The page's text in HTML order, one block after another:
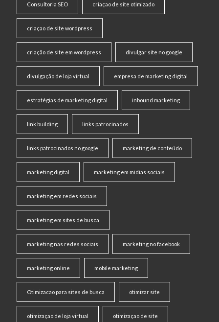
Consultoria SEO criaçao de site otimizado
criaçao de site wordpress
criação de site em wordpress divulgar site no google
divulgação de loja virtual empresa de marketing digital
estratégias de marketing digital inbound marketing
link building links patrocinados
links patrocinados no google marketing de conteúdo
marketing digital marketing em midias sociais
marketing em redes sociais
marketing em sites de busca
marketing nas redes sociais marketing no facebook
marketing online mobile marketing
Otimizacao para sites de busca otimizar site
otimizaçao de loja virtual otimizaçao de site